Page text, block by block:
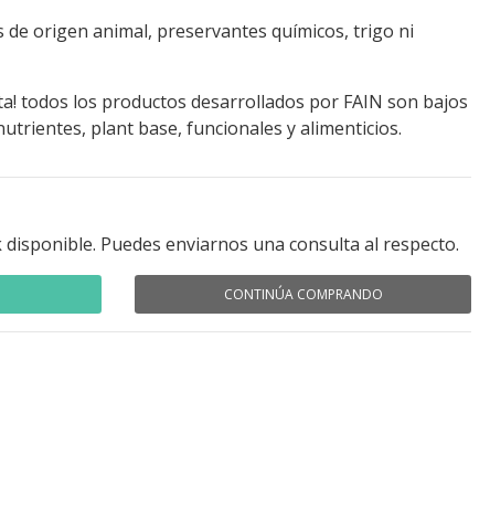
de origen animal, preservantes químicos, trigo ni
todos los productos desarrollados por FAIN son bajos
plant base, funcionales y alimenticios.
Puedes enviarnos una consulta al respecto.
CONTINÚA COMPRANDO